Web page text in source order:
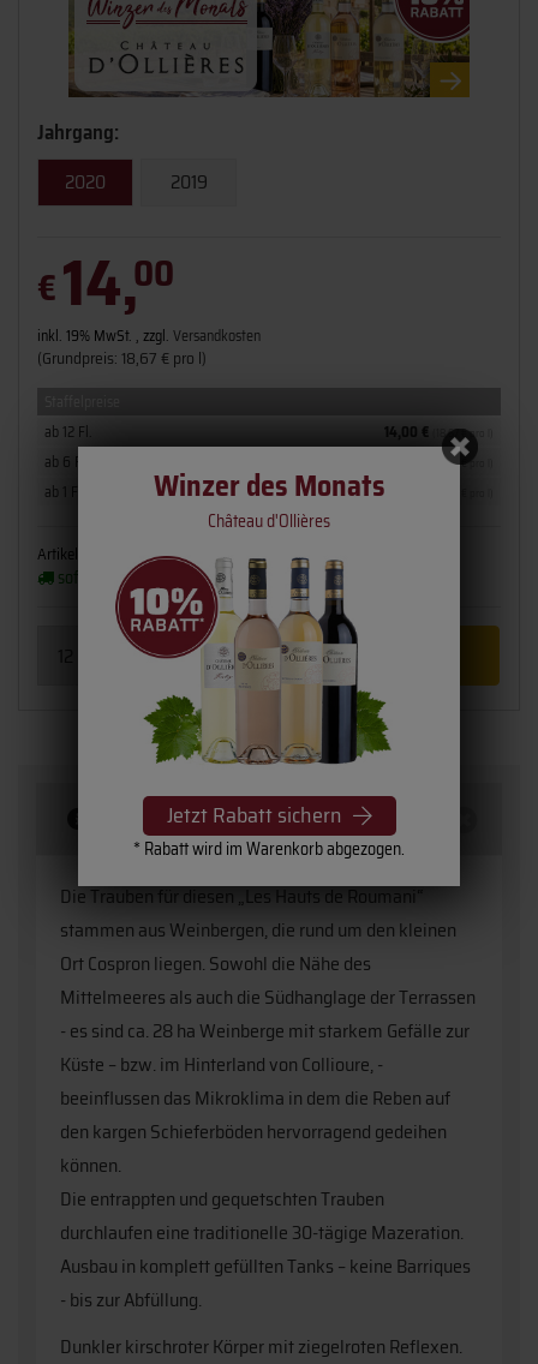
Winzer des Monats
Château d'Ollières
Jetzt Rabatt sichern
* Rabatt wird im Warenkorb abgezogen.
Jahrgang:
2020 2019
€14,00
inkl. 19% MwSt. , zzgl. Versandkosten
(Grundpreis: 18,67 € pro l)
ab 1 Fl. 16,00 €
ab 6 Fl. (20,00 € pro l)
ab 12 Fl. 14,00 € (18,67 € pro l)
Artikelnummer: 3654-20 Flaschengröße: 0,75 l
sofort verfügbar (2 - 3 Werktage)
Beschreibung
Die Trauben für diesen „Les Hauts de Roumani“
stammen aus Weinbergen, die rund um den kleinen
Ort Cospron liegen. Sowohl die Nähe des
Mittelmeeres als auch die Südhanglage der Terrassen
- es sind ca. 28 ha Weinberge mit starkem Gefälle zur
Küste – bzw. im Hinterland von Collioure, -
beeinflussen das Mikroklima in dem die Reben auf
den kargen Schieferböden hervorragend gedeihen
können.
Die entrappten und gequetschten Trauben
durchlaufen eine traditionelle 30-tägige Mazeration.
Ausbau in komplett gefüllten Tanks – keine Barriques
- bis zur Abfüllung.
Dunkler kirschroter Körper mit ziegelroten Reflexen.